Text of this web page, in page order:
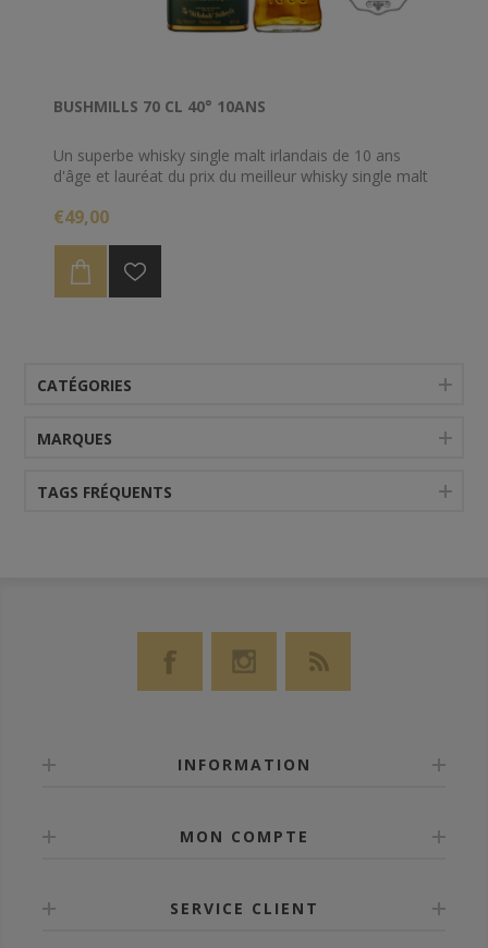
BUSHMILLS 70 CL 40° 10ANS
Un superbe whisky single malt irlandais de 10 ans
d'âge et lauréat du prix du meilleur whisky single malt
Merveilleusement fruité, avec une bonne dose de
€49,00
CATÉGORIES
MARQUES
TAGS FRÉQUENTS
INFORMATION
MON COMPTE
SERVICE CLIENT